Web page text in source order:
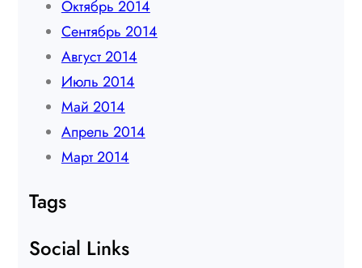
Октябрь 2014
Сентябрь 2014
Август 2014
Июль 2014
Май 2014
Апрель 2014
Март 2014
Tags
Social Links